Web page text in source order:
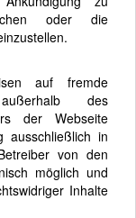
oder die
auf fremde
des
der Webseite
ausschließlich in
von den
möglich und
Inhalte